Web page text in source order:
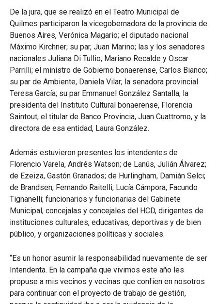
De la jura, que se realizó en el Teatro Municipal de
Quilmes participaron la vicegobernadora de la provincia de
Buenos Aires, Verónica Magario; el diputado nacional
Máximo Kirchner; su par, Juan Marino; las y los senadores
nacionales Juliana Di Tullio; Mariano Recalde y Oscar
Parrilli; el ministro de Gobierno bonaerense, Carlos Bianco;
su par de Ambiente, Daniela Vilar; la senadora provincial
Teresa García; su par Emmanuel González Santalla; la
presidenta del Instituto Cultural bonaerense, Florencia
Saintout; el titular de Banco Provincia, Juan Cuattromo, y la
directora de esa entidad, Laura González.
Además estuvieron presentes los intendentes de
Florencio Varela, Andrés Watson; de Lanús, Julián Álvarez;
de Ezeiza, Gastón Granados; de Hurlingham, Damián Selci;
de Brandsen, Fernando Raitelli; Lucía Cámpora; Facundo
Tignanelli; funcionarios y funcionarias del Gabinete
Municipal, concejalas y concejales del HCD, dirigentes de
instituciones culturales, educativas, deportivas y de bien
público, y organizaciones políticas y sociales.
“Es un honor asumir la responsabilidad nuevamente de ser
Intendenta. En la campaña que vivimos este año les
propuse a mis vecinos y vecinas que confíen en nosotros
para continuar con el proyecto de trabajo de gestión,